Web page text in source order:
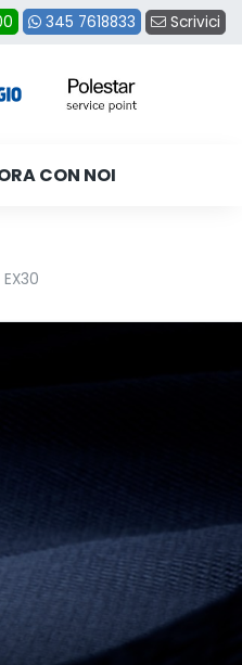
345 7618833 Scrivici
CON NOI